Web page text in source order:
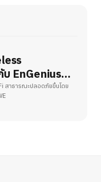
EnGenius
ปลอดภัย Wi-Fi
สาธารณะปลอดภัยขึ้นโดย